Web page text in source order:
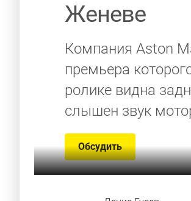
Женеве
Компания Aston
премьера
ролике видна
слышен звук
Обсудить